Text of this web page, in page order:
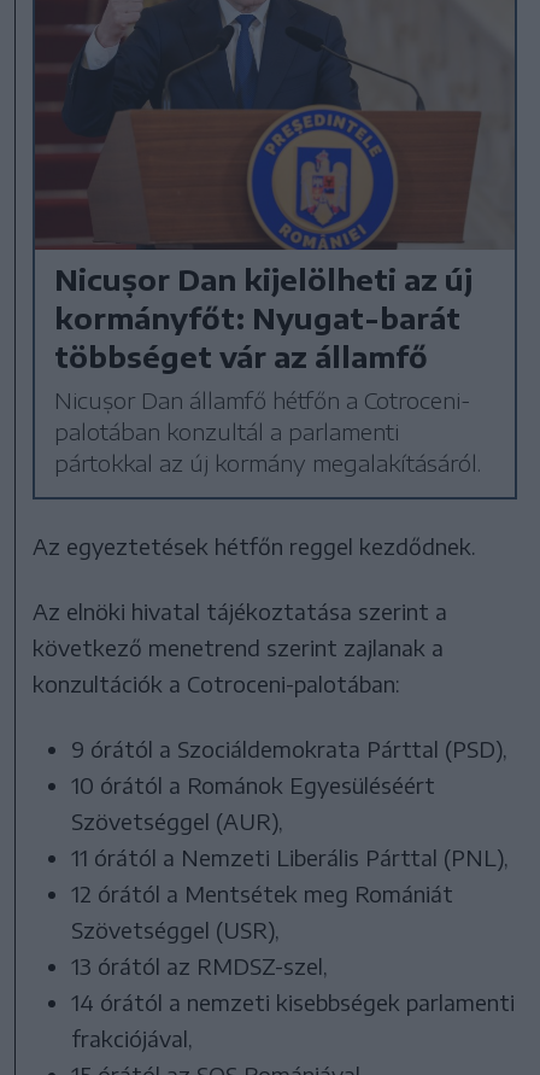
Nicușor Dan kijelölheti az új
kormányfőt: Nyugat-barát
többséget vár az államfő
Nicușor Dan államfő hétfőn a Cotroceni-
palotában konzultál a parlamenti
pártokkal az új kormány megalakításáról.
Az egyeztetések hétfőn reggel kezdődnek.
Az elnöki hivatal tájékoztatása szerint a
következő menetrend szerint zajlanak a
konzultációk a Cotroceni-palotában:
9 órától a Szociáldemokrata Párttal (PSD),
10 órától a Románok Egyesüléséért
Szövetséggel (AUR),
11 órától a Nemzeti Liberális Párttal (PNL),
12 órától a Mentsétek meg Romániát
Szövetséggel (USR),
13 órától az RMDSZ-szel,
14 órától a nemzeti kisebbségek parlamenti
frakciójával,